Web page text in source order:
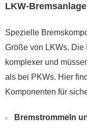
LKW-
Spezielle
Größe von LKWs. Die
komplexer und
als bei PKWs. Hier
Komponenten für
Bremstrommeln